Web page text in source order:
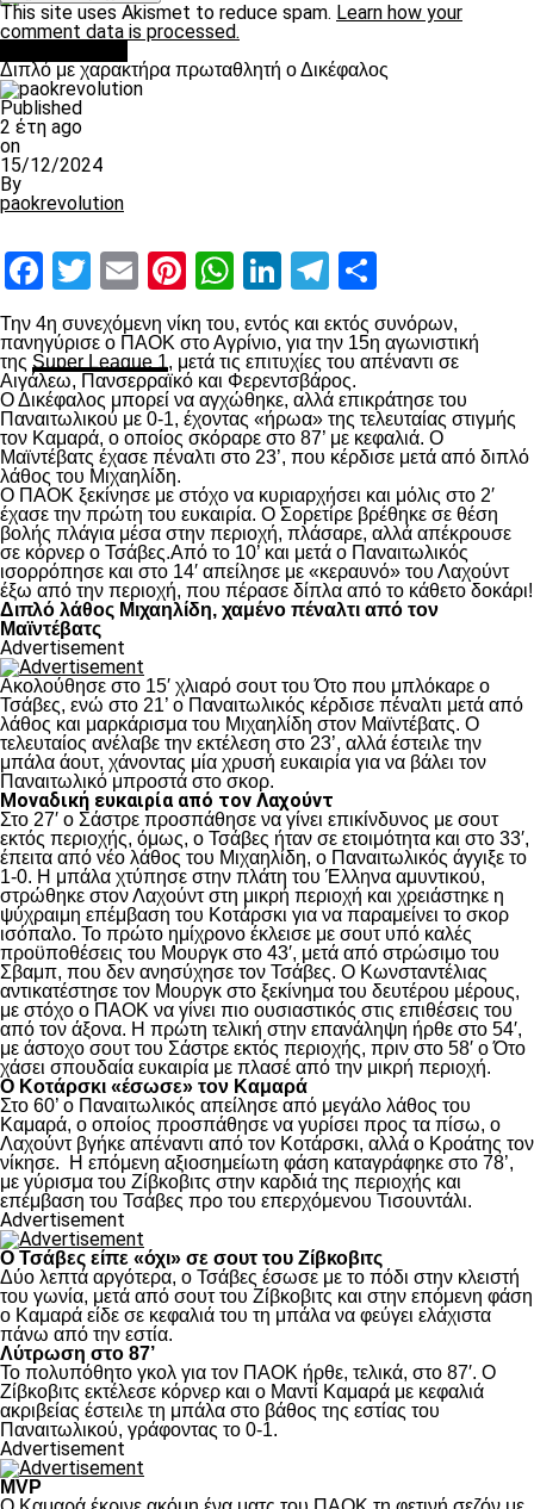
This site uses Akismet to reduce spam. Learn how your
comment data is processed.
Διπλό με χαρακτήρα πρωταθλητή ο Δικέφαλος
Published
2 έτη ago
on
15/12/2024
By
paokrevolution
Facebook
Twitter
EmailPinterest
WhatsApp
LinkedIn
Telegram
Την 4η συνεχόμενη νίκη του, εντός και εκτός συνόρων,
πανηγύρισε ο ΠΑΟΚ στο Αγρίνιο, για την 15η αγωνιστική
της Super League 1, μετά τις επιτυχίες του απέναντι σε
Αιγάλεω, Πανσερραϊκό και Φερεντσβάρος.
Ο Δικέφαλος μπορεί να αγχώθηκε, αλλά επικράτησε του
Παναιτωλικού με 0-1, έχοντας «ήρωα» της τελευταίας στιγμής
τον Καμαρά, ο οποίος σκόραρε στο 87’ με κεφαλιά. Ο
Μαϊντέβατς έχασε πέναλτι στο 23’, που κέρδισε μετά από διπλό
λάθος του Μιχαηλίδη.
Ο ΠΑΟΚ ξεκίνησε με στόχο να κυριαρχήσει και μόλις στο 2′
έχασε την πρώτη του ευκαιρία. Ο Σορετίρε βρέθηκε σε θέση
βολής πλάγια μέσα στην περιοχή, πλάσαρε, αλλά απέκρουσε
σε κόρνερ ο Τσάβες.Από το 10’ και μετά ο Παναιτωλικός
ισορρόπησε και στο 14′ απείλησε με «κεραυνό» του Λαχούντ
έξω από την περιοχή, που πέρασε δίπλα από το κάθετο δοκάρι!
Διπλό λάθος Μιχαηλίδη, χαμένο πέναλτι από τον
Μαϊντέβατς
Advertisement
Ακολούθησε στο 15′ χλιαρό σουτ του Ότο που μπλόκαρε ο
Τσάβες, ενώ στο 21’ ο Παναιτωλικός κέρδισε πέναλτι μετά από
λάθος και μαρκάρισμα του Μιχαηλίδη στον Μαϊντέβατς. Ο
τελευταίος ανέλαβε την εκτέλεση στο 23’, αλλά έστειλε την
μπάλα άουτ, χάνοντας μία χρυσή ευκαιρία για να βάλει τον
Παναιτωλικό μπροστά στο σκορ.
Μοναδική ευκαιρία από τον Λαχούντ
Στο 27′ ο Σάστρε προσπάθησε να γίνει επικίνδυνος με σουτ
εκτός περιοχής, όμως, ο Τσάβες ήταν σε ετοιμότητα και στο 33′,
έπειτα από νέο λάθος του Μιχαηλίδη, ο Παναιτωλικός άγγιξε το
1-0. Η μπάλα χτύπησε στην πλάτη του Έλληνα αμυντικού,
στρώθηκε στον Λαχούντ στη μικρή περιοχή και χρειάστηκε η
ψύχραιμη επέμβαση του Κοτάρσκι για να παραμείνει το σκορ
ισόπαλο. Το πρώτο ημίχρονο έκλεισε με σουτ υπό καλές
προϋποθέσεις του Μουργκ στο 43′, μετά από στρώσιμο του
Σβαμπ, που δεν ανησύχησε τον Τσάβες. Ο Κωνσταντέλιας
αντικατέστησε τον Μουργκ στο ξεκίνημα του δευτέρου μέρους,
με στόχο ο ΠΑΟΚ να γίνει πιο ουσιαστικός στις επιθέσεις του
από τον άξονα. Η πρώτη τελική στην επανάληψη ήρθε στο 54′,
με άστοχο σουτ του Σάστρε εκτός περιοχής, πριν στο 58′ ο Ότο
χάσει σπουδαία ευκαιρία με πλασέ από την μικρή περιοχή.
Ο Κοτάρσκι «έσωσε» τον Καμαρά
Στο 60’ ο Παναιτωλικός απείλησε από μεγάλο λάθος του
Καμαρά, ο οποίος προσπάθησε να γυρίσει προς τα πίσω, ο
Λαχούντ βγήκε απέναντι από τον Κοτάρσκι, αλλά ο Κροάτης τον
νίκησε. Η επόμενη αξιοσημείωτη φάση καταγράφηκε στο 78’,
με γύρισμα του Ζίβκοβιτς στην καρδιά της περιοχής και
επέμβαση του Τσάβες προ του επερχόμενου Τισουντάλι.
Advertisement
Ο Τσάβες είπε «όχι» σε σουτ του Ζίβκοβιτς
Δύο λεπτά αργότερα, ο Τσάβες έσωσε με το πόδι στην κλειστή
του γωνία, μετά από σουτ του Ζίβκοβιτς και στην επόμενη φάση
ο Καμαρά είδε σε κεφαλιά του τη μπάλα να φεύγει ελάχιστα
πάνω από την εστία.
Λύτρωση στο 87’
Το πολυπόθητο γκολ για τον ΠΑΟΚ ήρθε, τελικά, στο 87′. Ο
Ζίβκοβιτς εκτέλεσε κόρνερ και ο Μαντί Καμαρά με κεφαλιά
ακριβείας έστειλε τη μπάλα στο βάθος της εστίας του
Παναιτωλικού, γράφοντας το 0-1.
Advertisement
MVP